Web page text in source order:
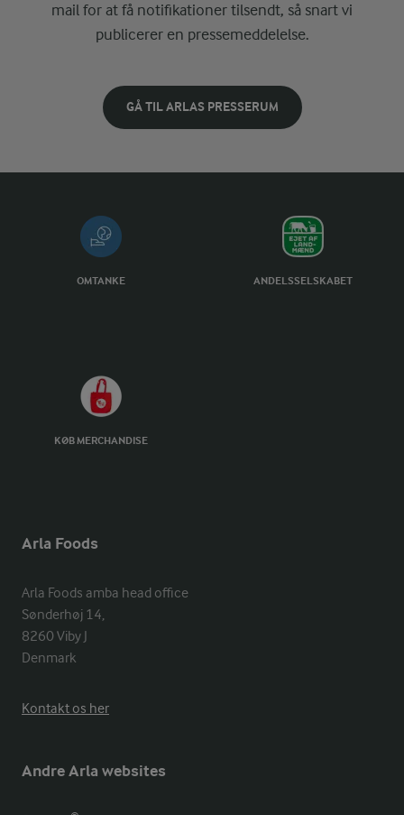
mail for at få notifikationer tilsendt, så snart vi
publicerer en pressemeddelelse.
GÅ TIL ARLAS PRESSERUM
OMTANKE ANDELSSELSKABET
KØB MERCHANDISE
Arla Foods
Arla Foods amba head office
Sønderhøj 14,
8260 Viby J
Denmark
Kontakt os her
Andre Arla websites